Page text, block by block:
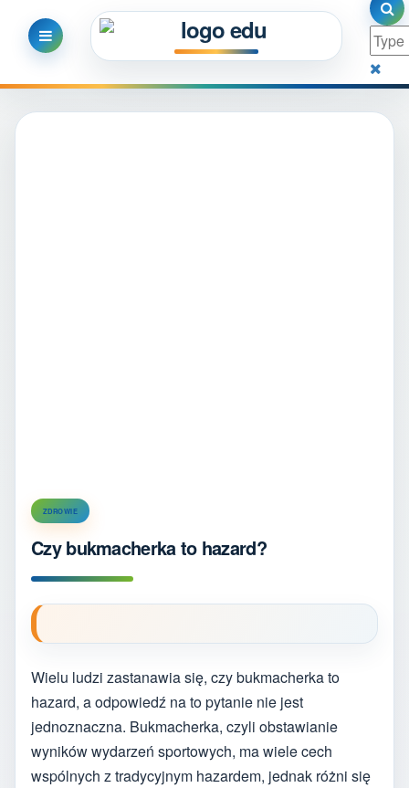
ZDROWIE
Czy bukmacherka to hazard?
Wielu ludzi zastanawia się, czy bukmacherka to
hazard, a odpowiedź na to pytanie nie jest
jednoznaczna. Bukmacherka, czyli obstawianie
wyników wydarzeń sportowych, ma wiele cech
wspólnych z tradycyjnym hazardem, jednak różni się